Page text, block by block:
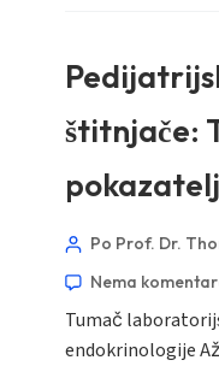
štitnjače:
Po Prof. Dr.
Nema
Tumač
endokrinologije